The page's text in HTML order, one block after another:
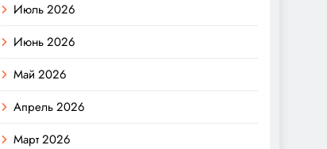
Июль 2026
Июнь 2026
Май 2026
Апрель 2026
Март 2026